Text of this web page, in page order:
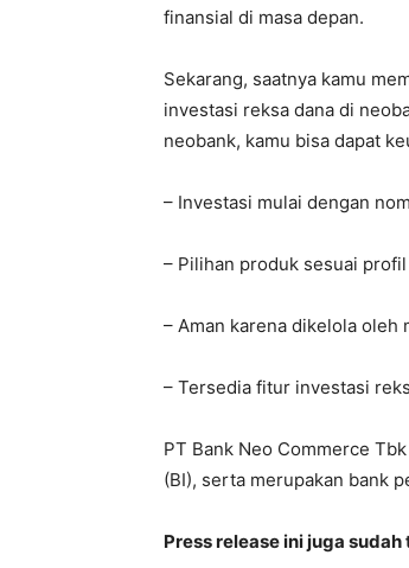
finansial di masa depan.
Sekarang, saatnya kamu
investasi reksa dana di
neobank, kamu bisa dapat
– Investasi mulai dengan
– Pilihan produk sesuai
– Aman karena dikelola oleh
– Tersedia fitur investasi
PT Bank Neo Commerce
(BI), serta merupakan bank
Press release ini juga